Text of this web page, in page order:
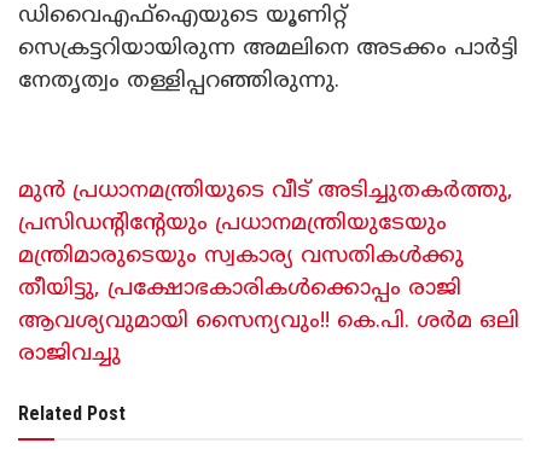
ഡിവൈഎഫ്ഐയുടെ യൂണിറ്റ്
സെക്രട്ടറിയായിരുന്ന അമലിനെ അടക്കം പാർട്ടി
നേതൃത്വം തള്ളിപ്പറ‍ഞ്ഞിരുന്നു.
മുൻ പ്രധാനമന്ത്രിയുടെ വീട് അടിച്ചുതകർത്തു,
പ്രസിഡന്റിന്റേയും പ്രധാനമന്ത്രിയുടേയും
മന്ത്രിമാരുടെയും സ്വകാര്യ വസതികൾക്കു
തീയിട്ടു, പ്രക്ഷോഭകാരികൾക്കൊപ്പം രാജി
ആവശ്യവുമായി സൈന്യവും!! കെ.പി. ശർമ ഒലി
രാജിവച്ചു
Related Post